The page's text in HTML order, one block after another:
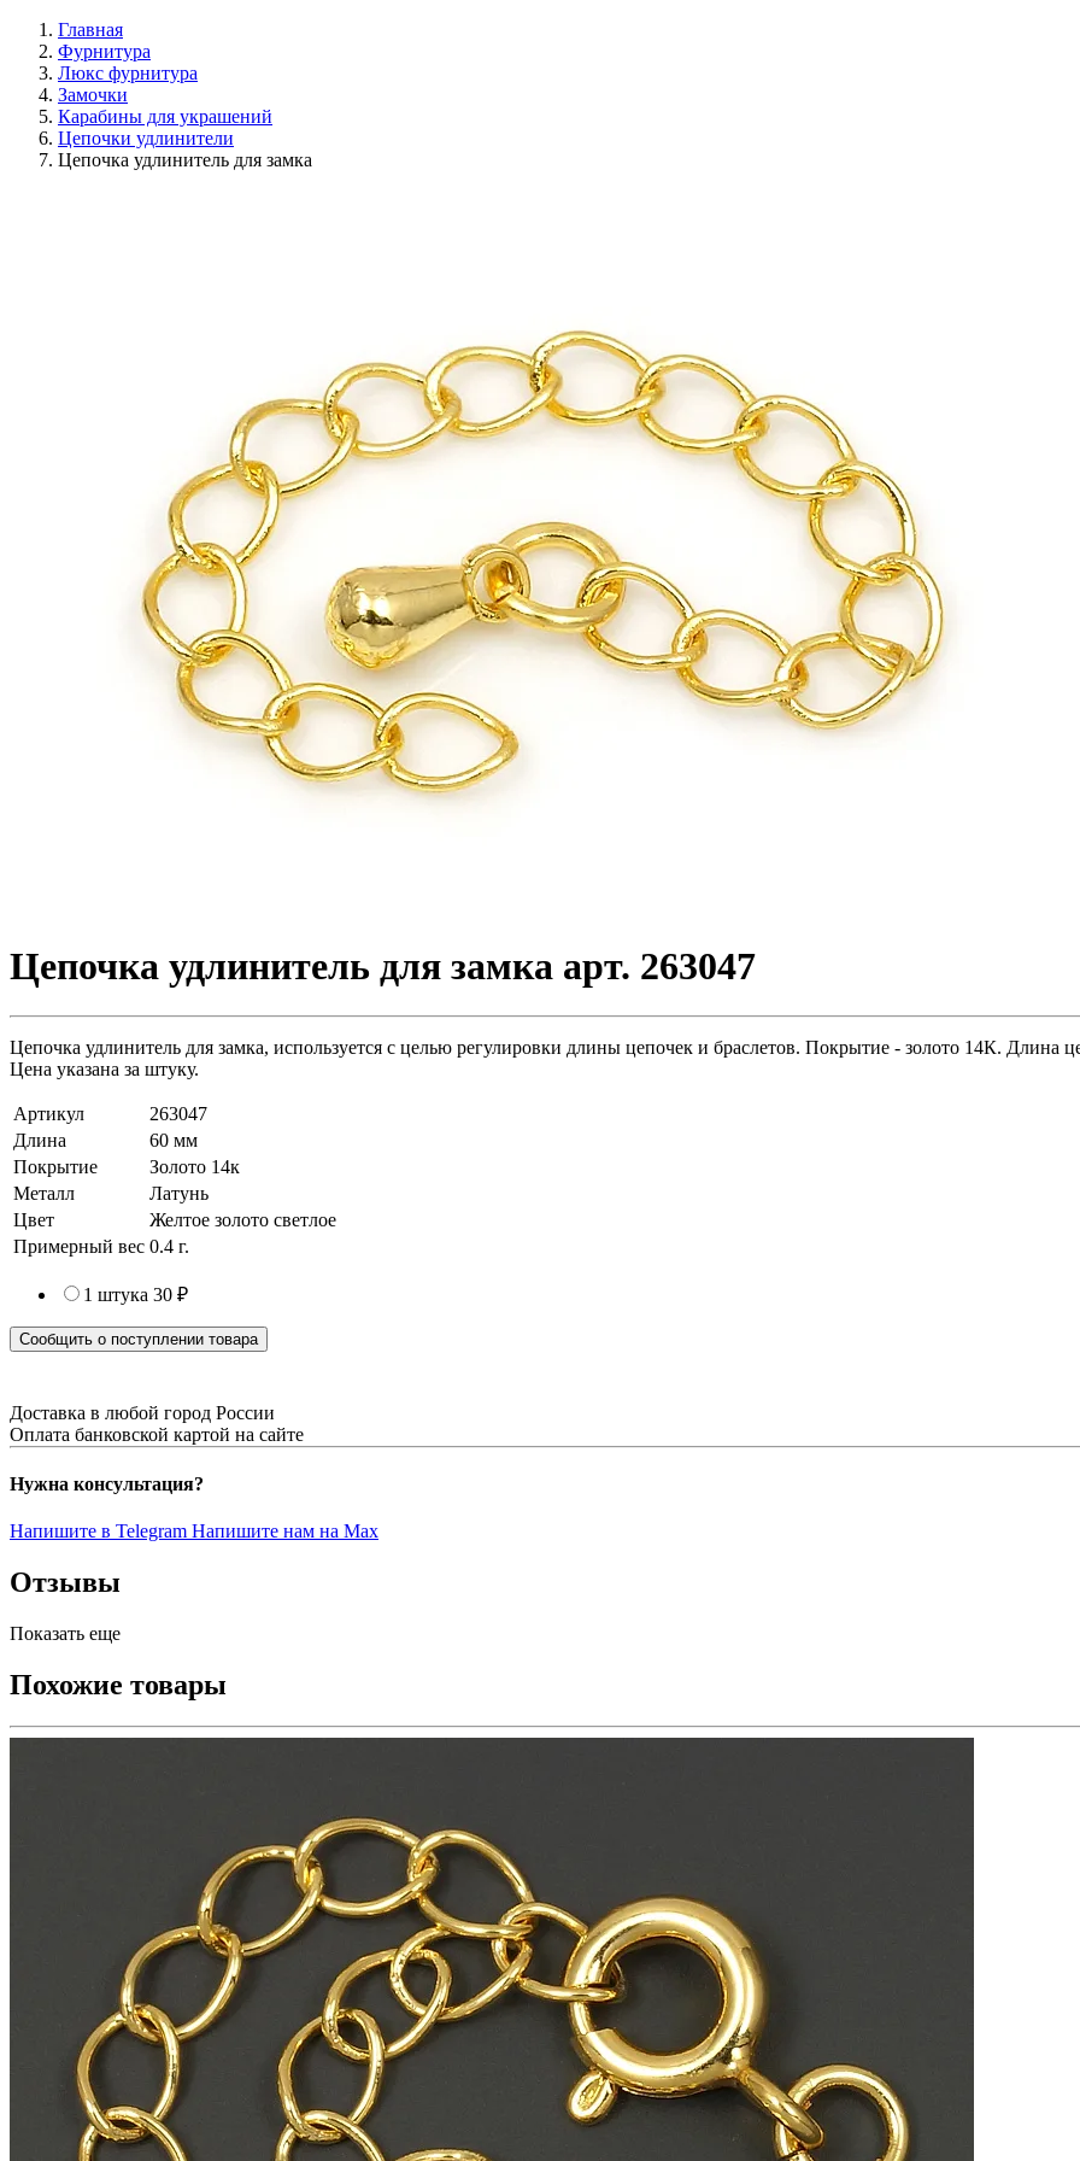
Главная
Фурнитура
Люкс фурнитура
Замочки
Карабины для украшений
Цепочки удлинители
Цeпочка удлинитель для замка
Цeпочка удлинитель для замка арт. 263047
Цепочка удлинитель для замка, используется с целью регулировки длины цепочек и браслетов. Покрытие - золото 14К.
Цена указана за штуку.
Артикул
263047
Длина
60 мм
Покрытие
Золото 14к
Металл
Латунь
Цвет
Желтое золото светлое
Примерный вес 0.4 г.
1 штука 30 ₽
Сообщить о поступлении товара
Доставка в любой город России
Оплата банковской картой на сайте
Нужна консультация?
Напишите в Telegram Напишите нам на Max
Отзывы
Показать еще
Похожие товары